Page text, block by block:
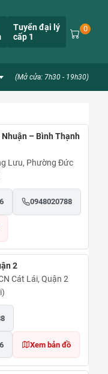
Tuyển đại lý
cấp 1
0
(Mở cửa: 7h30 - 19h30)
Nhuận – Bình Thạnh
Lưu, Phường Đức
0948020788
2
Cát Lái, Quận 2
Xem bản đồ